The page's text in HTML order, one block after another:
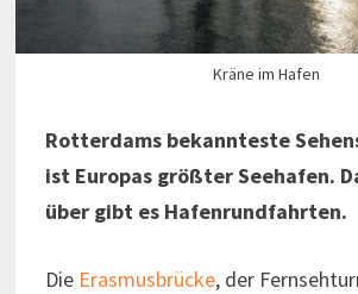
Kräne im Hafen
Rotterdams bekannteste
ist Europas größter Seehafen.
über gibt es Hafenrundfahrten.
Die Erasmusbrücke, der